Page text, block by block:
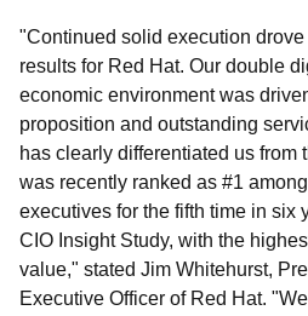
"Continued solid execution
results for Red Hat. Our double
economic environment was
proposition and outstanding
has clearly differentiated us from
was recently ranked as #1
executives for the fifth time in six
CIO Insight Study, with the
value," stated Jim Whitehurst,
Executive Officer of Red Hat.